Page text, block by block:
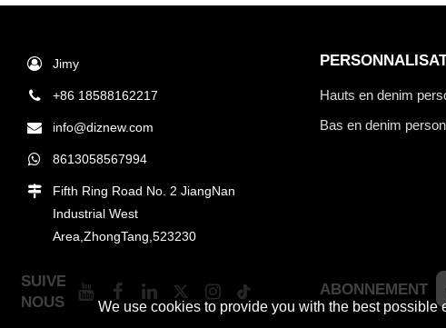
Jimy
+86 18588162217
info@diznew.com
8613058567994
Fifth Ring Road No. 2 JiangNan
Industrial West
Area,ZhongTang,523230
Hauts en denim
Bas en denim
SUIVEZ-
NOUS
ABONNEMENT
We use cookies to provide you with the best